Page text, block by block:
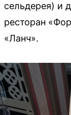
сельдерея) и
ресторан
«Ланч».